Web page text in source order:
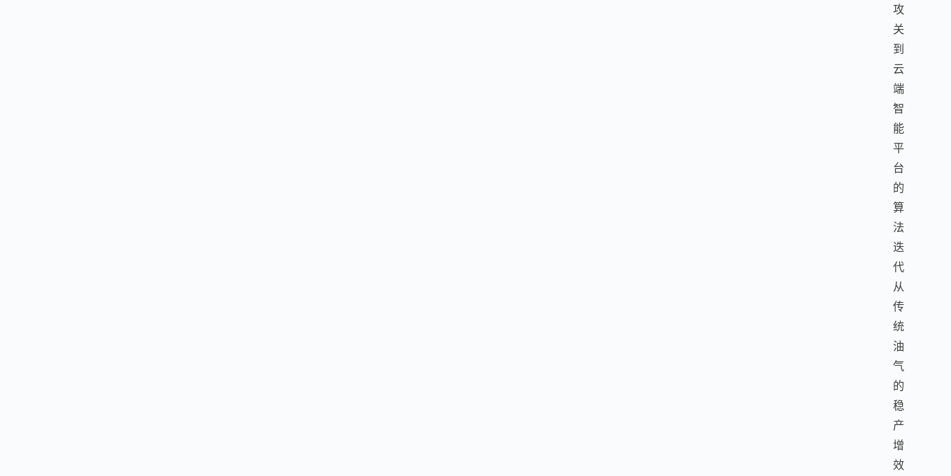
攻
关
到
云
端
智
能
平
台
的
算
法
迭
代
从
传
统
油
气
的
稳
产
增
效